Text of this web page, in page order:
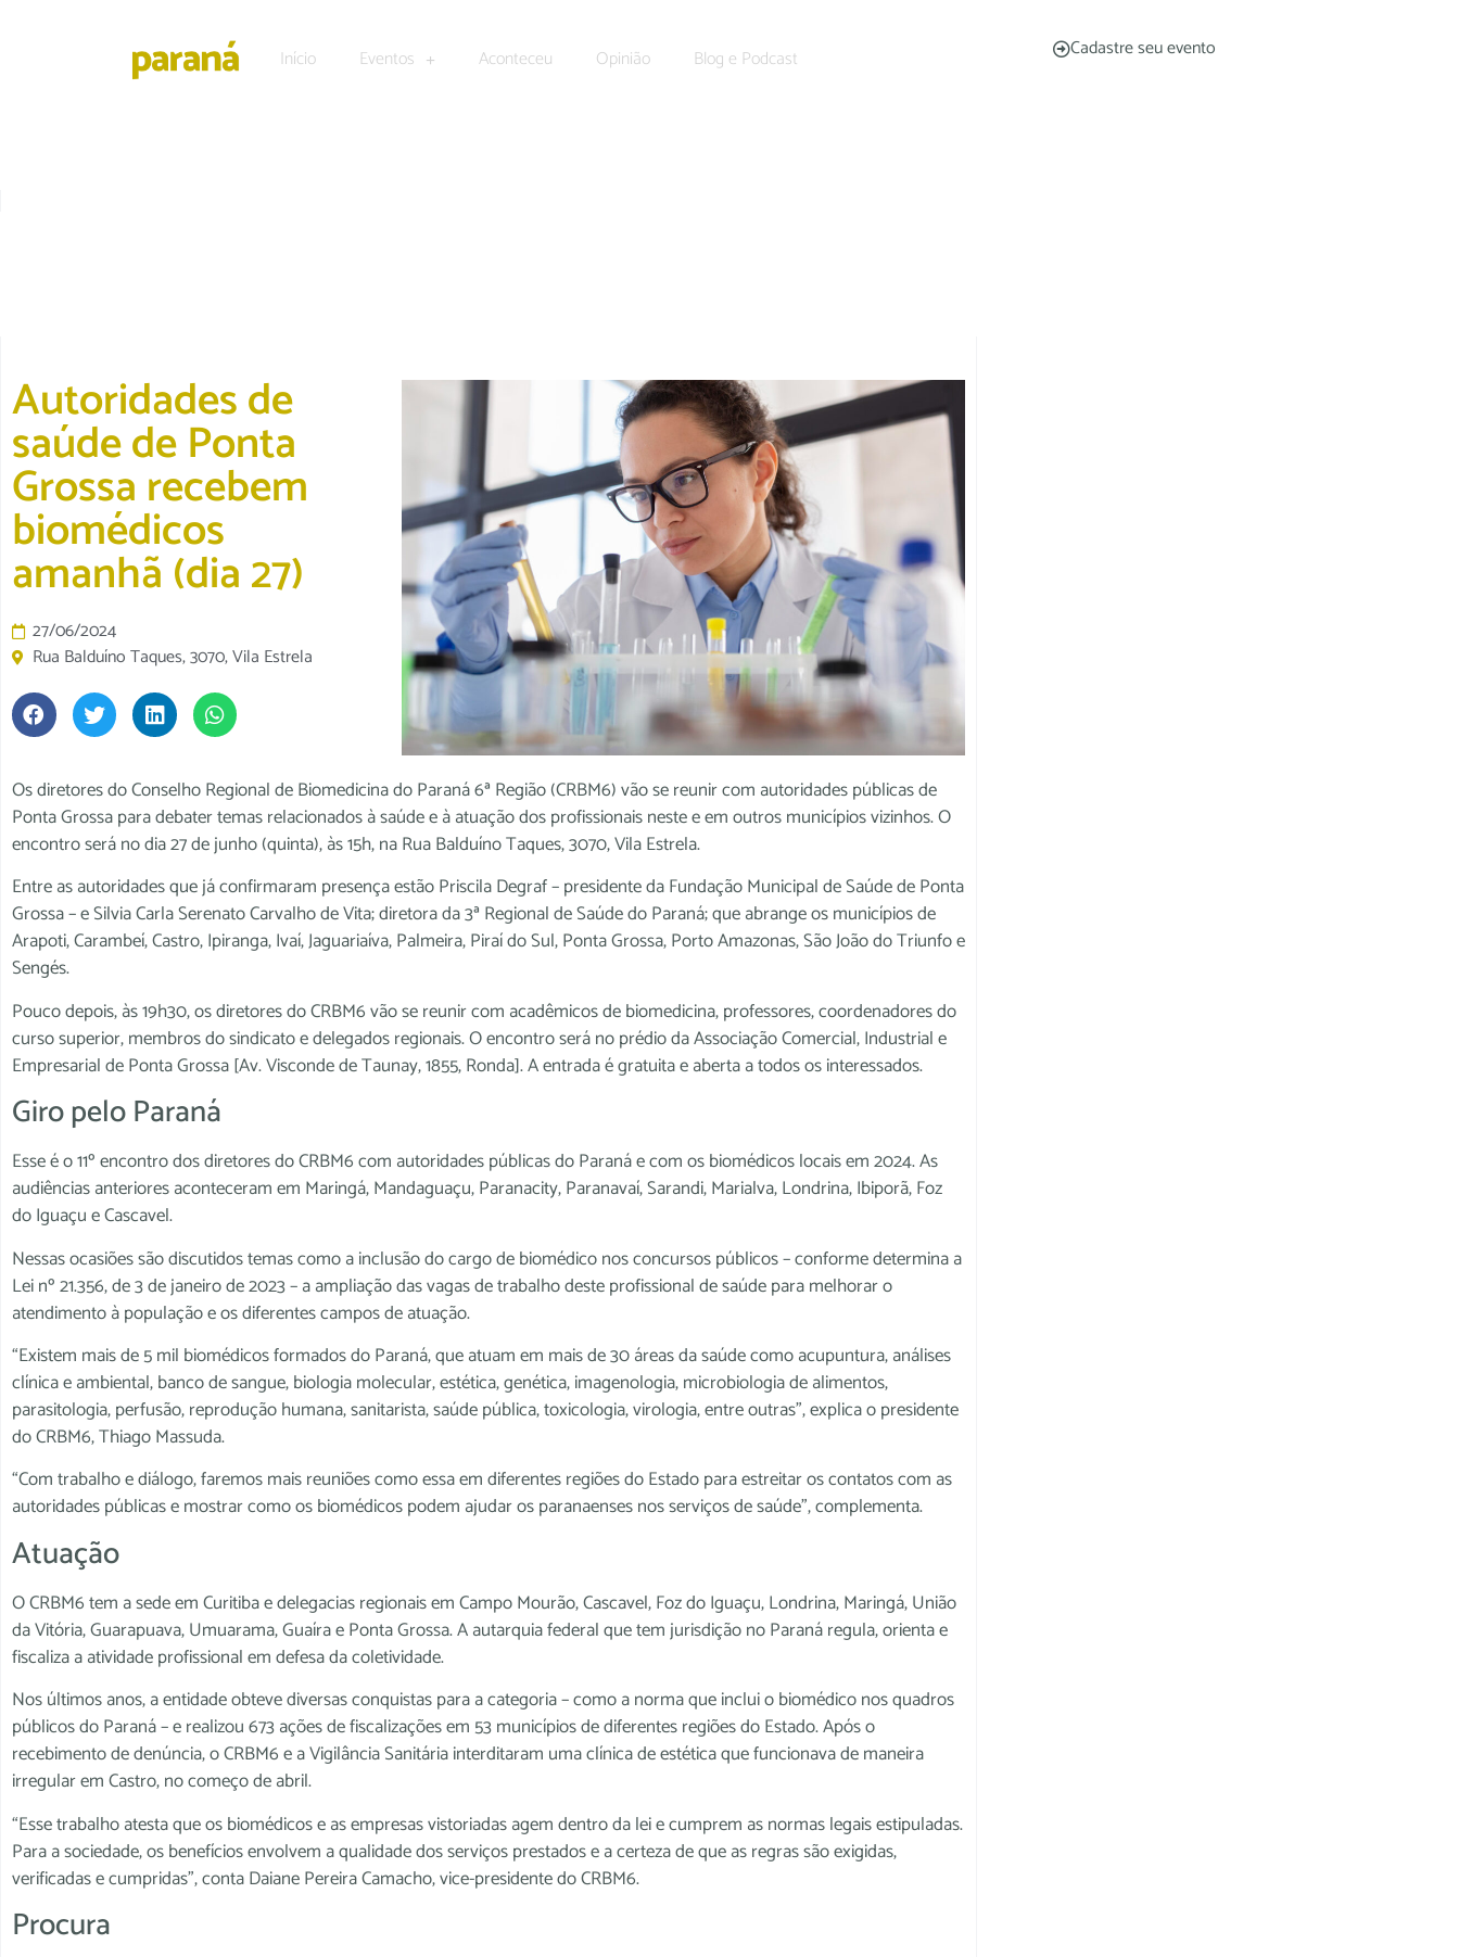
Início Eventos Aconteceu Opinião Blog e Podcast Cadastre seu evento
Autoridades de
saúde de Ponta
Grossa recebem
biomédicos
amanhã (dia 27)
27/06/2024
Rua Balduíno Taques, 3070, Vila Estrela
Os diretores do Conselho Regional de Biomedicina do Paraná 6ª Região (CRBM6) vão se reunir com autoridades públicas de
Ponta Grossa para debater temas relacionados à saúde e à atuação dos profissionais neste e em outros municípios vizinhos. O
encontro será no dia 27 de junho (quinta), às 15h, na Rua Balduíno Taques, 3070, Vila Estrela.
Entre as autoridades que já confirmaram presença estão Priscila Degraf – presidente da Fundação Municipal de Saúde de Ponta
Grossa – e Silvia Carla Serenato Carvalho de Vita; diretora da 3ª Regional de Saúde do Paraná; que abrange os municípios de
Arapoti, Carambeí, Castro, Ipiranga, Ivaí, Jaguariaíva, Palmeira, Piraí do Sul, Ponta Grossa, Porto Amazonas, São João do Triunfo e
Sengés.
Pouco depois, às 19h30, os diretores do CRBM6 vão se reunir com acadêmicos de biomedicina, professores, coordenadores do
curso superior, membros do sindicato e delegados regionais. O encontro será no prédio da Associação Comercial, Industrial e
Empresarial de Ponta Grossa [Av. Visconde de Taunay, 1855, Ronda]. A entrada é gratuita e aberta a todos os interessados.
Giro pelo Paraná
Esse é o 11º encontro dos diretores do CRBM6 com autoridades públicas do Paraná e com os biomédicos locais em 2024. As
audiências anteriores aconteceram em Maringá, Mandaguaçu, Paranacity, Paranavaí, Sarandi, Marialva, Londrina, Ibiporã, Foz
do Iguaçu e Cascavel.
Nessas ocasiões são discutidos temas como a inclusão do cargo de biomédico nos concursos públicos – conforme determina a
Lei nº 21.356, de 3 de janeiro de 2023 – a ampliação das vagas de trabalho deste profissional de saúde para melhorar o
atendimento à população e os diferentes campos de atuação.
“Existem mais de 5 mil biomédicos formados do Paraná, que atuam em mais de 30 áreas da saúde como acupuntura, análises
clínica e ambiental, banco de sangue, biologia molecular, estética, genética, imagenologia, microbiologia de alimentos,
parasitologia, perfusão, reprodução humana, sanitarista, saúde pública, toxicologia, virologia, entre outras”, explica o presidente
do CRBM6, Thiago Massuda.
“Com trabalho e diálogo, faremos mais reuniões como essa em diferentes regiões do Estado para estreitar os contatos com as
autoridades públicas e mostrar como os biomédicos podem ajudar os paranaenses nos serviços de saúde”, complementa.
Atuação
O CRBM6 tem a sede em Curitiba e delegacias regionais em Campo Mourão, Cascavel, Foz do Iguaçu, Londrina, Maringá, União
da Vitória, Guarapuava, Umuarama, Guaíra e Ponta Grossa. A autarquia federal que tem jurisdição no Paraná regula, orienta e
fiscaliza a atividade profissional em defesa da coletividade.
Nos últimos anos, a entidade obteve diversas conquistas para a categoria – como a norma que inclui o biomédico nos quadros
públicos do Paraná – e realizou 673 ações de fiscalizações em 53 municípios de diferentes regiões do Estado. Após o
recebimento de denúncia, o CRBM6 e a Vigilância Sanitária interditaram uma clínica de estética que funcionava de maneira
irregular em Castro, no começo de abril.
“Esse trabalho atesta que os biomédicos e as empresas vistoriadas agem dentro da lei e cumprem as normas legais estipuladas.
Para a sociedade, os benefícios envolvem a qualidade dos serviços prestados e a certeza de que as regras são exigidas,
verificadas e cumpridas”, conta Daiane Pereira Camacho, vice-presidente do CRBM6.
Procura